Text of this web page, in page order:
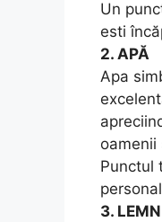
Un
esti
2. APĂ
Apa
oamenii
Punctul
3. LEMN